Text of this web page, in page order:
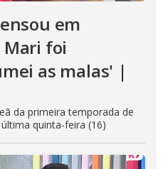
em
foi
as malas' |
da primeira temporada de
quinta-feira (16)